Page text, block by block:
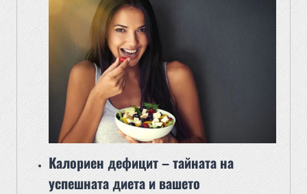
Калориен дефицит – тайната на
успешната диета и вашето